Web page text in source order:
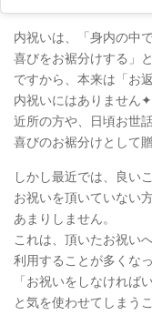
内祝いは、「身内の中
喜びをお裾分けする」
ですから、本来は「お
内祝いにはありません✦
近所の方や、日頃お世
喜びのお裾分けとして
しかし最近では、良い
お祝いを頂いていない
あまりしません。
これは、頂いたお祝い
利用することが多くな
「お祝いをしなければ
と気を使わせてしまう